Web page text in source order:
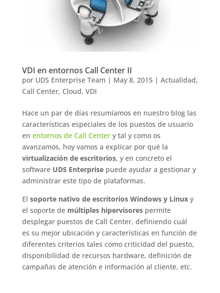
VDI en entornos Call Center II
por UDS Enterprise Team | May 8, 2015| Actualidad,
Call Center, Cloud, VDI
Hace un par de días resumíamos en nuestro blog las
características especiales de los puestos de usuario
en entornos de Call Centery tal y como os
avanzamos, hoy vamos a explicar por qué la
virtualización de escritorios, y en concreto el
software UDS Enterprisepuede ayudar a gestionar y
administrar este tipo de plataformas.
El soporte nativo de escritorios Windows y Linuxy
el soporte de múltiples hipervisorespermite
desplegar puestos de Call Center, definiendo cuál
es su mejor ubicación y características en función de
diferentes criterios tales como criticidad del puesto,
disponibilidad de recursos hardware, definición de
campañas de atención e información al cliente, etc.